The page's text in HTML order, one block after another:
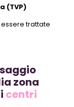
(TVP)
trattate
zona
centri